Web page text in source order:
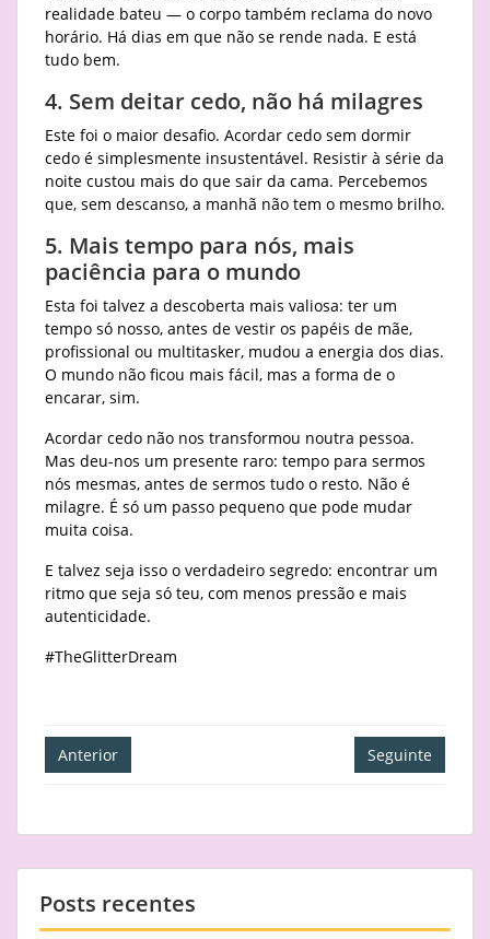
realidade bateu — o corpo também reclama do novo
horário. Há dias em que não se rende nada. E está
tudo bem.
4. Sem deitar cedo, não há milagres
Este foi o maior desafio. Acordar cedo sem dormir
cedo é simplesmente insustentável. Resistir à série da
noite custou mais do que sair da cama. Percebemos
que, sem descanso, a manhã não tem o mesmo brilho.
5. Mais tempo para nós, mais
paciência para o mundo
Esta foi talvez a descoberta mais valiosa: ter um
tempo só nosso, antes de vestir os papéis de mãe,
profissional ou multitasker, mudou a energia dos dias.
O mundo não ficou mais fácil, mas a forma de o
encarar, sim.
Acordar cedo não nos transformou noutra pessoa.
Mas deu-nos um presente raro: tempo para sermos
nós mesmas, antes de sermos tudo o resto. Não é
milagre. É só um passo pequeno que pode mudar
muita coisa.
E talvez seja isso o verdadeiro segredo: encontrar um
ritmo que seja só teu, com menos pressão e mais
autenticidade.
#TheGlitterDream
Navegação
de
Anterior Seguinte
Posts recentes